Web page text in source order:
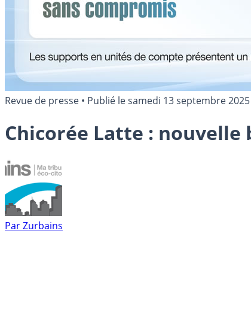
Revue de presse • Publié lesamedi 13 septembre 2025
Chicorée Latte : nouvelle
ParZurbains